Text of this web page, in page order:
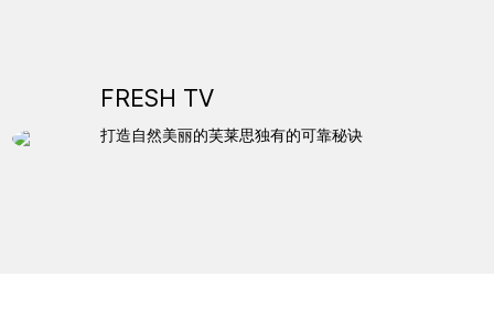
FRESH TV
打造自然美丽的芙莱思独有的可靠秘诀